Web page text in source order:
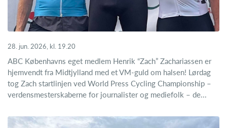
28. jun. 2026, kl. 19.20
ABC Københavns eget medlem Henrik “Zach” Zachariassen er
hjemvendt fra Midtjylland med et VM-guld om halsen! Lørdag
tog Zach startlinjen ved World Press Cycling Championship –
verdensmesterskaberne for journalister og mediefolk – de...